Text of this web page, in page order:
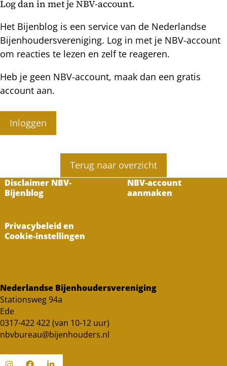
Log dan in met je NBV-account.
Het Bijenblog is een service van de Nederlandse
Bijenhoudersvereniging. Log in met je NBV-account
om reacties te lezen en zelf te reageren.
Heb je geen NBV-account, maak dan een gratis
account aan.
Inloggen
Terug naar overzicht
Disclaimer NBV-
Bijenblog
NBV-account
aanmaken
Privacybeleid en
Cookie-instellingen
Nederlandse Bijenhoudersvereniging
Stationsweg 94a
Ede
0317-422 422 (van 10-12 uur)
nbvbureau@bijenhouders.nl